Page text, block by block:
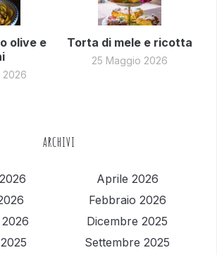
olive e
2026
Torta di mele e ricotta
25 Maggio 2026
ARCHIVI
Aprile 2026
Febbraio 2026
Dicembre 2025
Settembre 2025